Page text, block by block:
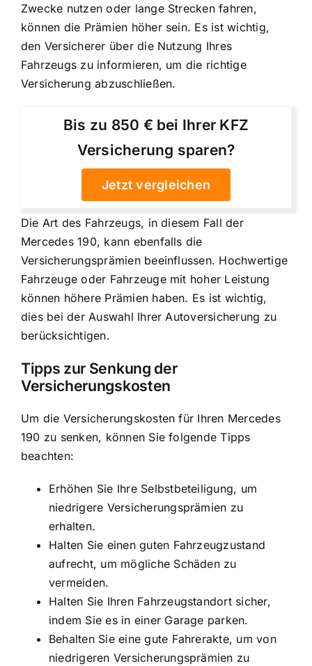
Zwecke nutzen oder lange Strecken fahren,
können die Prämien höher sein. Es ist wichtig,
den Versicherer über die Nutzung Ihres
Fahrzeugs zu informieren, um die richtige
Versicherung abzuschließen.
Bis zu 850 € bei Ihrer KFZ
Versicherung sparen?
Jetzt vergleichen
Die Art des Fahrzeugs, in diesem Fall der
Mercedes 190, kann ebenfalls die
Versicherungsprämien beeinflussen. Hochwertige
Fahrzeuge oder Fahrzeuge mit hoher Leistung
können höhere Prämien haben. Es ist wichtig,
dies bei der Auswahl Ihrer Autoversicherung zu
berücksichtigen.
Tipps zur Senkung der
Versicherungskosten
Um die Versicherungskosten für Ihren Mercedes
190 zu senken, können Sie folgende Tipps
beachten:
Erhöhen Sie Ihre Selbstbeteiligung, um
niedrigere Versicherungsprämien zu
erhalten.
Halten Sie einen guten Fahrzeugzustand
aufrecht, um mögliche Schäden zu
vermeiden.
Halten Sie Ihren Fahrzeugstandort sicher,
indem Sie es in einer Garage parken.
Behalten Sie eine gute Fahrerakte, um von
niedrigeren Versicherungsprämien zu